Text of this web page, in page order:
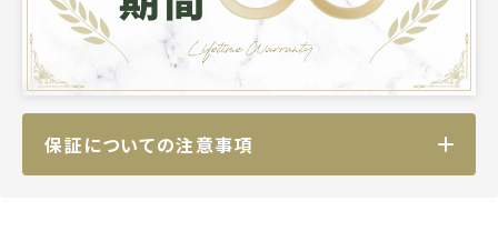
保証についての注意事項